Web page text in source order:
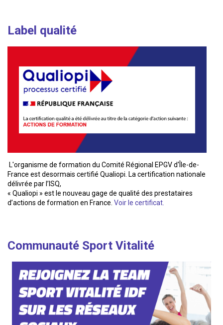
Label qualité
L'organisme de formation du Comité Régional EPGV d'Île-de-
France est desormais certifié Qualiopi. La certification nationale
délivrée par l’ISQ,
« Qualiopi » est le nouveau gage de qualité des prestataires
d’actions de formation en France. Voir le certificat.
Communauté Sport Vitalité